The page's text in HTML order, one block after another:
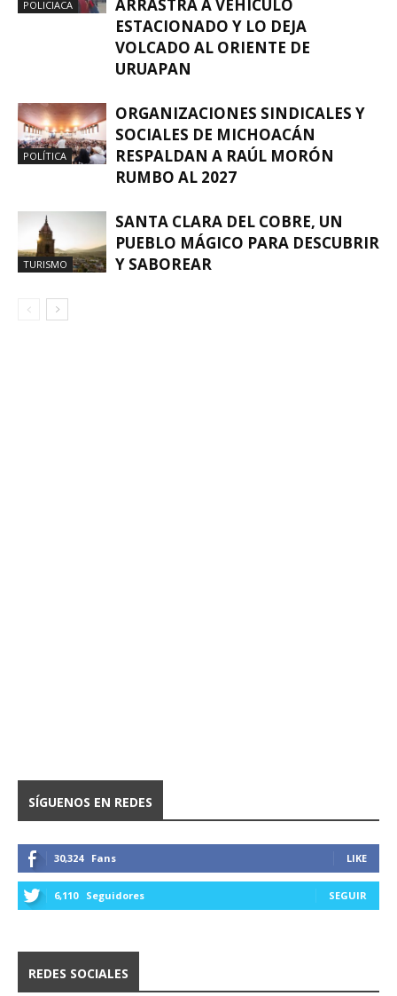
POLICIACA
ARRASTRA A VEHÍCULO
ESTACIONADO Y LO DEJA
VOLCADO AL ORIENTE DE
URUAPAN
POLÍTICA
ORGANIZACIONES SINDICALES Y
SOCIALES DE MICHOACÁN
RESPALDAN A RAÚL MORÓN
RUMBO AL 2027
TURISMO
SANTA CLARA DEL COBRE, UN
PUEBLO MÁGICO PARA DESCUBRIR
Y SABOREAR
SÍGUENOS EN REDES
30,324 Fans LIKE
6,110 Seguidores SEGUIR
REDES SOCIALES